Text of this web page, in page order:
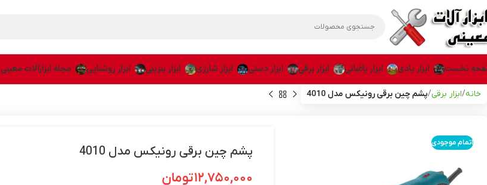
نخست ابزار بادی ابزار باغبانی ابزار برقی ابزار دستی ابزار شارژی ابزار بنزینی ابزار روشنایی مجله ابزارآلات معینی
خانه ابزار برقی پشم چین برقی رونیکس مدل 4010
اتمام موجودی
پشم چین برقی رونیکس مدل 4010
۱۲,۷۵۰,۰۰۰تومان